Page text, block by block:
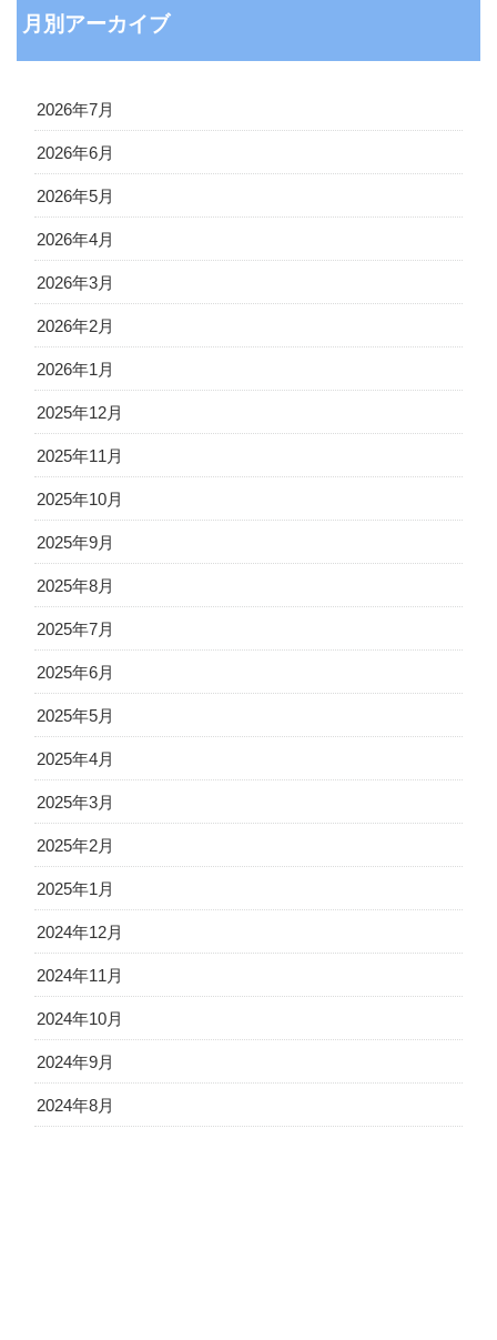
月別アーカイブ
2026年7月
2026年6月
2026年5月
2026年4月
2026年3月
2026年2月
2026年1月
2025年12月
2025年11月
2025年10月
2025年9月
2025年8月
2025年7月
2025年6月
2025年5月
2025年4月
2025年3月
2025年2月
2025年1月
2024年12月
2024年11月
2024年10月
2024年9月
2024年8月